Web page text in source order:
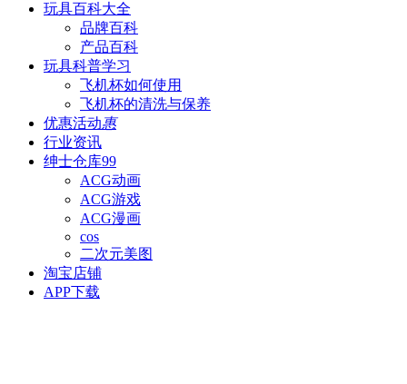
玩具百科大全
品牌百科
产品百科
玩具科普学习
飞机杯如何使用
飞机杯的清洗与保养
优惠活动惠
行业资讯
绅士仓库99
ACG动画
ACG游戏
ACG漫画
cos
二次元美图
淘宝店铺
APP下载